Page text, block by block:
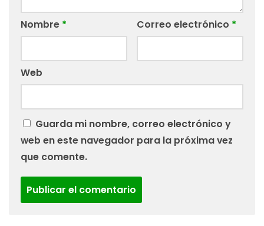
Nombre * Correo electrónico *
Web
Guarda mi nombre, correo electrónico y
web en este navegador para la próxima vez
que comente.